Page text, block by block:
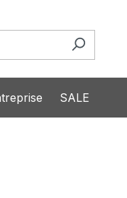
SALE